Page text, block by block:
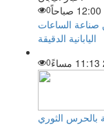
0
صناعة الساعات
اليابانية الدقيقة
0
بالحرس الثوري